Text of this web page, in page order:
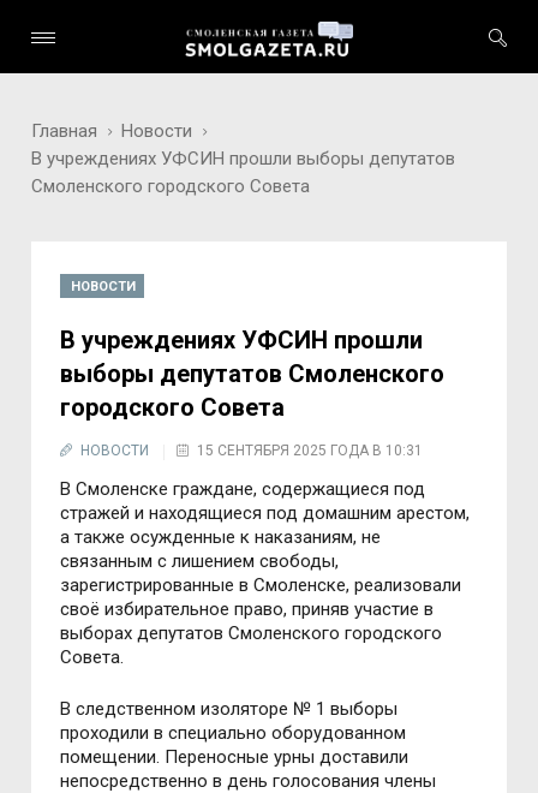
Главная
Новости
В учреждениях УФСИН прошли выборы депутатов
Смоленского городского Совета
НОВОСТИ
В учреждениях УФСИН прошли
выборы депутатов Смоленского
городского Совета
НОВОСТИ 15 СЕНТЯБРЯ 2025 ГОДА В 10:31
В Смоленске граждане, содержащиеся под
стражей и находящиеся под домашним арестом,
а также осужденные к наказаниям, не
связанным с лишением свободы,
зарегистрированные в Смоленске, реализовали
своё избирательное право, приняв участие в
выборах депутатов Смоленского городского
Совета.
В следственном изоляторе № 1 выборы
проходили в специально оборудованном
помещении. Переносные урны доставили
непосредственно в день голосования члены